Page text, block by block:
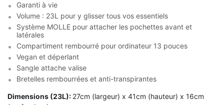
Garanti à vie
Volume : 23L pour y glisser tous vos essentiels
Système MOLLE pour attacher les pochettes avant et
latérales
Compartiment rembourré pour ordinateur 13 pouces
Vegan et déperlant
Sangle attache valise
Bretelles rembourrées et anti-transpirantes
Dimensions (23L): 27cm (largeur) x 41cm (hauteur) x 16cm